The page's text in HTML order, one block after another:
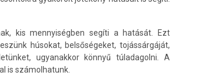
kis mennyiségben segíti a hatását. Ezt
húsokat, belsőségeket, tojássárgáját,
ugyanakkor könnyű túladagolni. A
is számolhatunk.